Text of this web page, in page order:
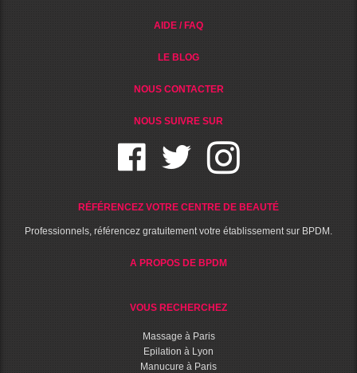
AIDE / FAQ
LE BLOG
NOUS CONTACTER
NOUS SUIVRE SUR
RÉFÉRENCEZ VOTRE CENTRE DE BEAUTÉ
Professionnels, référencez gratuitement votre établissement sur BPDM.
A PROPOS DE BPDM
VOUS RECHERCHEZ
Massage à Paris
Epilation à Lyon
Manucure à Paris